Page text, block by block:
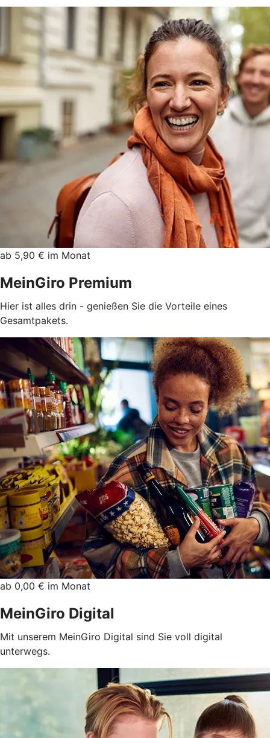
ab 5,90 € im Monat
MeinGiro Premium
Hier ist alles drin - genießen Sie die Vorteile eines
Gesamtpakets.
ab 0,00 € im Monat
MeinGiro Digital
Mit unserem MeinGiro Digital sind Sie voll digital
unterwegs.